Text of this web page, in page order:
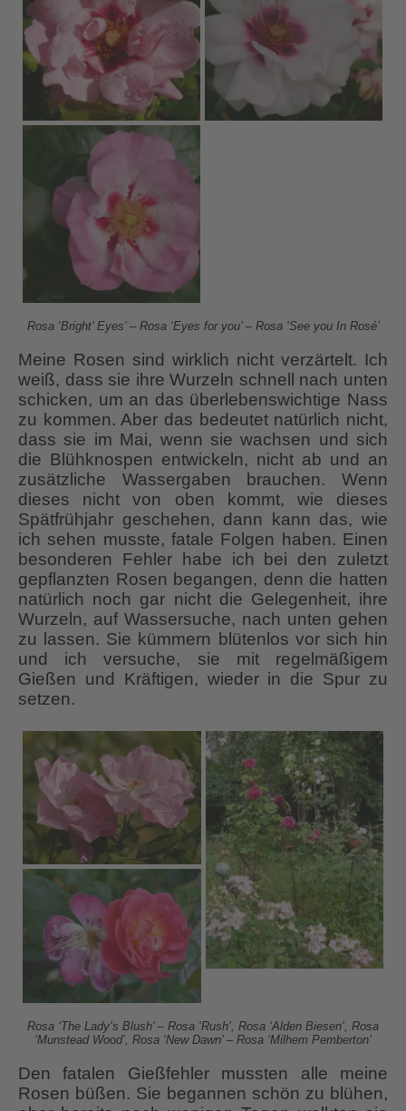
Rosa ‘Bright’ Eyes’ – Rosa ‘Eyes for you’ – Rosa ‘See you In Rosé’
Meine Rosen sind wirklich nicht verzärtelt. Ich
weiß, dass sie ihre Wurzeln schnell nach unten
schicken, um an das überlebenswichtige Nass
zu kommen. Aber das bedeutet natürlich nicht,
dass sie im Mai, wenn sie wachsen und sich
die Blühknospen entwickeln, nicht ab und an
zusätzliche Wassergaben brauchen. Wenn
dieses nicht von oben kommt, wie dieses
Spätfrühjahr geschehen, dann kann das, wie
ich sehen musste, fatale Folgen haben. Einen
besonderen Fehler habe ich bei den zuletzt
gepflanzten Rosen begangen, denn die hatten
natürlich noch gar nicht die Gelegenheit, ihre
Wurzeln, auf Wassersuche, nach unten gehen
zu lassen. Sie kümmern blütenlos vor sich hin
und ich versuche, sie mit regelmäßigem
Gießen und Kräftigen, wieder in die Spur zu
setzen.
Rosa ‘The Lady’s Blush’ – Rosa ‘Rush’, Rosa ‘Alden Biesen’, Rosa
‘Munstead Wood’, Rosa ‘New Dawn’ – Rosa ‘Milhem Pemberton’
Den fatalen Gießfehler mussten alle meine
Rosen büßen. Sie begannen schön zu blühen,